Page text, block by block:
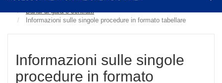
Home
Amministrazione Trasparente
Bandi di gara e contratti
Informazioni sulle singole procedure in formato tabellare
Informazioni sulle singole
procedure in formato